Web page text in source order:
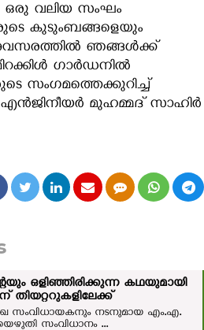
ഒരു വലിയ സംഘം
കുടുംബങ്ങളെയും
അവസരത്തിൽ ഞങ്ങള്‍ക്ക്
ഗാര്‍ഡനില്‍
സംഗമത്തെക്കുറിച്ച്
എന്‍ജിനീയര്‍ മുഹമ്മദ് സാഹിര്‍
ഒളിഞ്ഞിരിക്കുന്ന കഥയുമായി
തിയറ്ററുകളിലേക്ക്
സംവിധായകനും നടനുമായ എം.എ.
സംവിധാനം ...